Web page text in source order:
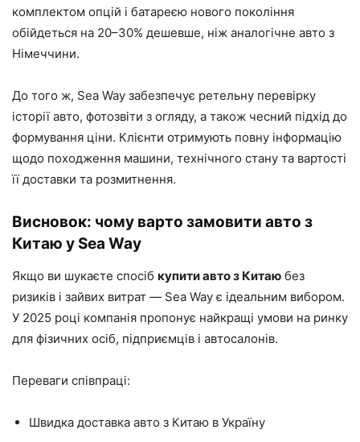
комплектом опцій і батареєю нового покоління
обійдеться на 20–30% дешевше, ніж аналогічне авто з
Німеччини.
До того ж, Sea Way забезпечує ретельну перевірку
історії авто, фотозвіти з огляду, а також чесний підхід до
формування ціни. Клієнти отримують повну інформацію
щодо походження машини, технічного стану та вартості
її доставки та розмитнення.
Висновок: чому варто замовити авто з
Китаю у Sea Way
Якщо ви шукаєте спосіб купити авто з Китаю без
ризиків і зайвих витрат — Sea Way є ідеальним вибором.
У 2025 році компанія пропонує найкращі умови на ринку
для фізичних осіб, підприємців і автосалонів.
Переваги співпраці:
Швидка доставка авто з Китаю в Україну